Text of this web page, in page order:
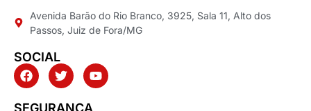
Avenida Barão do Rio Branco, 3925, Sala 11, Alto dos
Passos, Juiz de Fora/MG
SOCIAL
SEGURANÇA